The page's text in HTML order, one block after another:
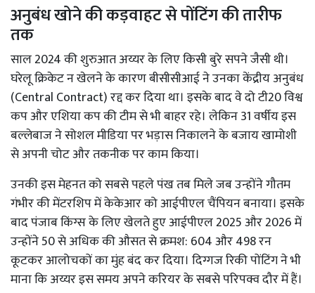
अनुबंध खोने की कड़वाहट से पोंटिंग की तारीफ
तक
साल 2024 की शुरुआत अय्यर के लिए किसी बुरे सपने जैसी थी।
घरेलू क्रिकेट न खेलने के कारण बीसीसीआई ने उनका केंद्रीय अनुबंध
(Central Contract) रद्द कर दिया था। इसके बाद वे दो टी20 विश्व
कप और एशिया कप की टीम से भी बाहर रहे। लेकिन 31 वर्षीय इस
बल्लेबाज ने सोशल मीडिया पर भड़ास निकालने के बजाय खामोशी
से अपनी चोट और तकनीक पर काम किया।
उनकी इस मेहनत को सबसे पहले पंख तब मिले जब उन्होंने गौतम
गंभीर की मेंटरशिप में केकेआर को आईपीएल चैंपियन बनाया। इसके
बाद पंजाब किंग्स के लिए खेलते हुए आईपीएल 2025 और 2026 में
उन्होंने 50 से अधिक की औसत से क्रमश: 604 और 498 रन
कूटकर आलोचकों का मुंह बंद कर दिया। दिग्गज रिकी पोंटिंग ने भी
माना कि अय्यर इस समय अपने करियर के सबसे परिपक्व दौर में हैं।